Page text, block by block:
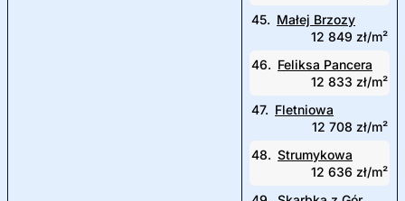
45. Małej Brzozy
12 849 zł/m²
46. Feliksa Pancera
12 833 zł/m²
47. Fletniowa
12 708 zł/m²
48. Strumykowa
12 636 zł/m²